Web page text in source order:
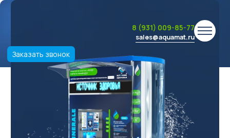
Заказать звонок
8 (931) 009-85-77
sales@aquamat.ru